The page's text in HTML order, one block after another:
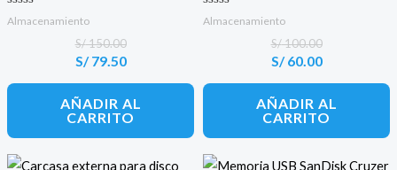
Valorado con
Almacenamiento
S/150.00
El
precio
original
era:
S/ 150.00.
S/79.50
El
precio
actual
es:
S/ 79.50.
AÑADIR AL
CARRITO
Valorado con
Almacenamiento
S/100.00
El
precio
original
era:
S/ 100.00.
S/60.00
El
precio
actual
es:
S/ 60.00.
AÑADIR AL
CARRITO